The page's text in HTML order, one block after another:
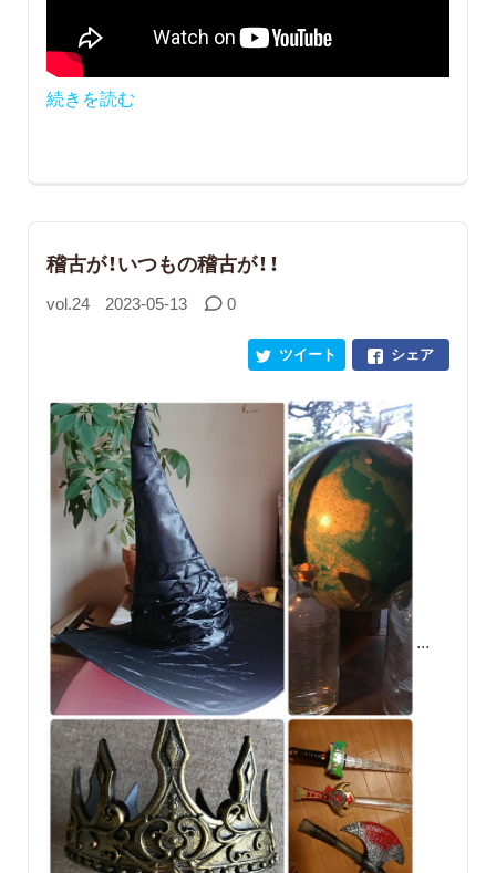
続きを読む
稽古が！いつもの稽古が！！
vol.24 2023-05-13 0
シェア
ツイート
...